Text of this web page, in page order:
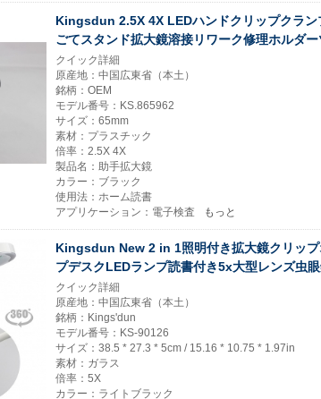
Kingsdun 2.5X 4X LEDハンドクリップクラン
ごてスタンド拡大鏡溶接リワーク修理ホルダー
クイック詳細
原産地：中国広東省（本土）
銘柄：OEM
モデル番号：KS.865962
サイズ：65mm
素材：プラスチック
倍率：2.5X 4X
製品名：助手拡大鏡
カラー：ブラック
使用法：ホーム読書
アプリケーション：電子検査
もっと
Kingsdun New 2 in 1照明付き拡大鏡クリップ
プデスクLEDランプ読書付き5x大型レンズ虫
クイック詳細
原産地：中国広東省（本土）
銘柄：Kings'dun
モデル番号：KS-90126
サイズ：38.5 * 27.3 * 5cm / 15.16 * 10.75 * 1.97in
素材：ガラス
倍率：5X
カラー：ライトブラック